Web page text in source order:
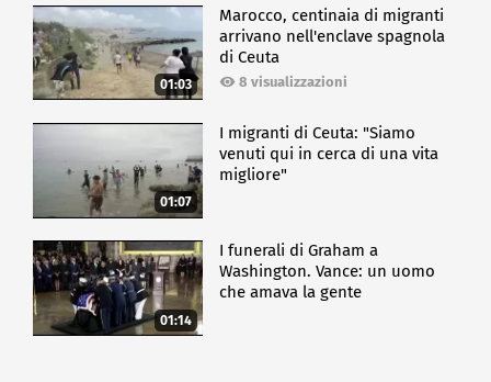
01:03
Marocco, centinaia di migranti
arrivano nell'enclave spagnola
di Ceuta
8 visualizzazioni
01:07
I migranti di Ceuta: "Siamo
venuti qui in cerca di una vita
migliore"
01:14
I funerali di Graham a
Washington. Vance: un uomo
che amava la gente